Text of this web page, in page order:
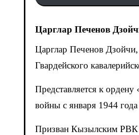
Царглар Печенов
Царглар Печенов Дзойчи, Гвардии старшина, командир взвода ПТР 4-го Тувинского эскадрона 31-го
Гвардейского
Представляется к
войны с января 1944
Призван Кызылским РВК